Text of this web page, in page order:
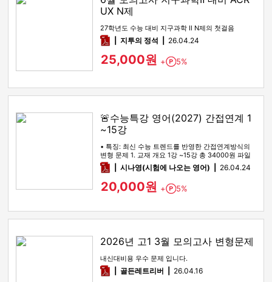
UX N제
27학년도 수능 대비 지구과학 Ⅱ N제의 첫걸음
pdf지투의 정석 26.04.24
25,000원 + Point
5%
🚨수능특강 영어(2027) 간접연계 1
~15강
• 특징: 최신 수능 트렌드를 반영한 간접연계방식의
변형 문제 1. 교재 개요 1강 ~15강 총 34000원 파일
을 통합했습…
pdf시나영(시험에 나오는 영어) 26.04.24
20,000원 + Point
5%
2026년 고1 3월 모의고사 변형문제
내신대비용 우수 문제 입니다.
pdf골든레트리버 26.04.16